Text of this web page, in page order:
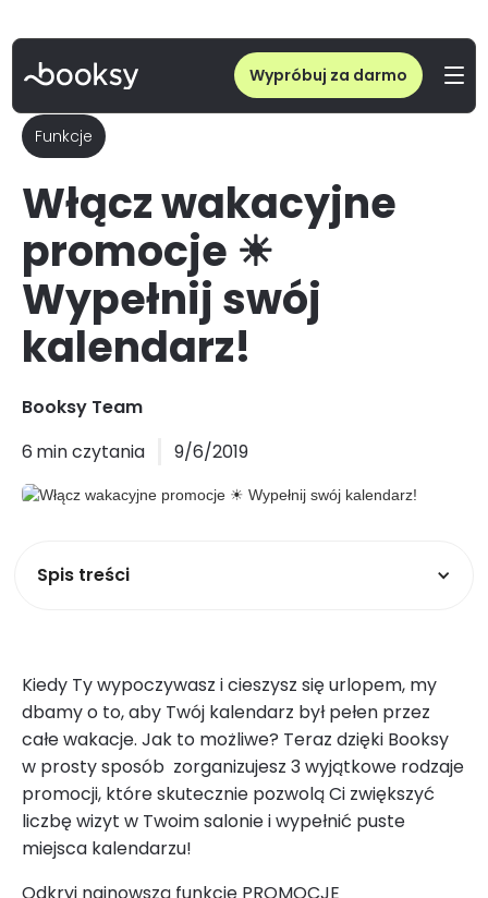
Wypróbuj za darmo
Funkcje
Włącz wakacyjne
promocje ☀
Wypełnij swój
kalendarz!
Booksy Team
6 min czytania 9/6/2019
Spis treści
Kiedy Ty wypoczywasz i cieszysz się urlopem, my
dbamy o to, aby Twój kalendarz był pełen przez
całe wakacje. Jak to możliwe? Teraz dzięki Booksy
w prosty sposób zorganizujesz 3 wyjątkowe rodzaje
promocji, które skutecznie pozwolą Ci zwiększyć
liczbę wizyt w Twoim salonie i wypełnić puste
miejsca kalendarzu!